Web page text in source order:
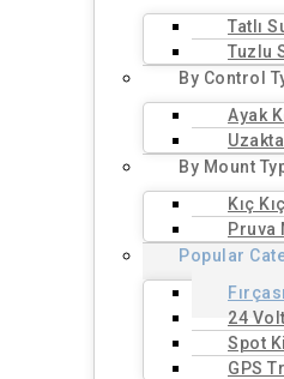
Tatlı
Tuzlu
By Control
Ayak
By Mount
Kıç
Pruva
Popular
24
Spot
GPS